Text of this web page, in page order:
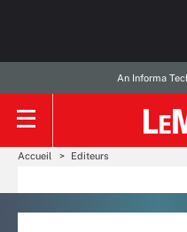
An Informa
Accueil Editeurs